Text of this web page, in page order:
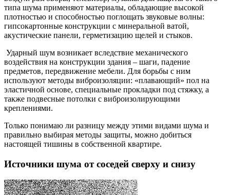
типа шума применяют материалы, обладающие высокой
плотностью и способностью поглощать звуковые волны:
гипсокартонные конструкции с минеральной ватой,
акустические панели, герметизацию щелей и стыков.
Ударный шум возникает вследствие механического
воздействия на конструкции здания – шаги, падение
предметов, передвижение мебели. Для борьбы с ним
используют методы виброизоляции: «плавающий» пол на
эластичной основе, специальные прокладки под стяжку, а
также подвесные потолки с виброизолирующими
креплениями.
Только понимаю ли разницу между этими видами шума и
правильно выбирая методы защиты, можно добиться
настоящей тишины в собственной квартире.
Источники шума от соседей сверху и снизу